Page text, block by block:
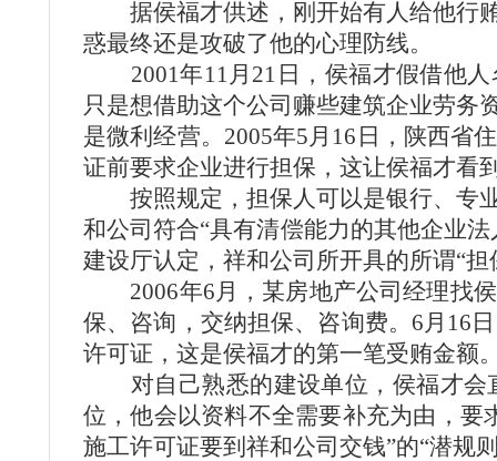
据侯福才供述，刚开始有人给他行贿
惑最终还是攻破了他的心理防线。
2001年11月21日，侯福才假借他人
只是想借助这个公司赚些建筑企业劳务
是微利经营。2005年5月16日，陕西省
证前要求企业进行担保，这让侯福才看
按照规定，担保人可以是银行、专业
和公司符合“具有清偿能力的其他企业
建设厅认定，祥和公司所开具的所谓“
2006年6月，某房地产公司经理找侯
保、咨询，交纳担保、咨询费。6月16
许可证，这是侯福才的第一笔受贿金额
对自己熟悉的建设单位，侯福才会
位，他会以资料不全需要补充为由，
施工许可证要到祥和公司交钱”的“潜规